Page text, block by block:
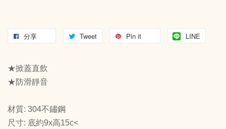
分享 Tweet Pin it LINE
★掀蓋直飲
★防滑靜音
材質: 304不鏽鋼
尺寸: 底約9x高15c<